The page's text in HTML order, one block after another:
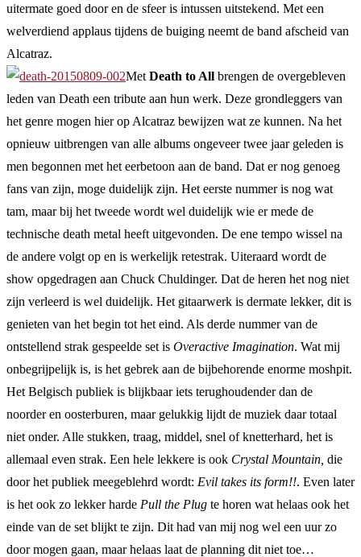
uitermate goed door en de sfeer is intussen uitstekend. Met een
welverdiend applaus tijdens de buiging neemt de band afscheid van
Alcatraz.
Met Death to All brengen de overgebleven
leden van Death een tribute aan hun werk. Deze grondleggers van
het genre mogen hier op Alcatraz bewijzen wat ze kunnen. Na het
opnieuw uitbrengen van alle albums ongeveer twee jaar geleden is
men begonnen met het eerbetoon aan de band. Dat er nog genoeg
fans van zijn, moge duidelijk zijn. Het eerste nummer is nog wat
tam, maar bij het tweede wordt wel duidelijk wie er mede de
technische death metal heeft uitgevonden. De ene tempo wissel na
de andere volgt op en is werkelijk retestrak. Uiteraard wordt de
show opgedragen aan Chuck Chuldinger. Dat de heren het nog niet
zijn verleerd is wel duidelijk. Het gitaarwerk is dermate lekker, dit is
genieten van het begin tot het eind. Als derde nummer van de
ontstellend strak gespeelde set is Overactive Imagination. Wat mij
onbegrijpelijk is, is het gebrek aan de bijbehorende enorme moshpit.
Het Belgisch publiek is blijkbaar iets terughoudender dan de
noorder en oosterburen, maar gelukkig lijdt de muziek daar totaal
niet onder. Alle stukken, traag, middel, snel of knetterhard, het is
allemaal even strak. Een hele lekkere is ook Crystal Mountain, die
door het publiek meegeblehrd wordt: Evil takes its form!!. Even later
is het ook zo lekker harde Pull the Plug te horen wat helaas ook het
einde van de set blijkt te zijn. Dit had van mij nog wel een uur zo
door mogen gaan, maar helaas laat de planning dit niet toe…